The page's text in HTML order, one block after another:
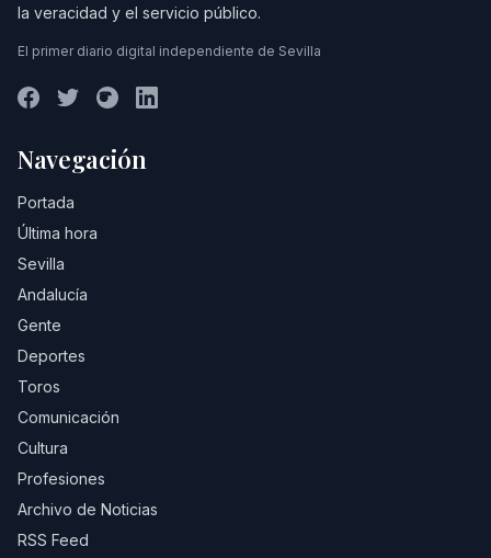
la veracidad y el servicio público.
El primer diario digital independiente de Sevilla
Navegación
Portada
Última hora
Sevilla
Andalucía
Gente
Deportes
Toros
Comunicación
Cultura
Profesiones
Archivo de Noticias
RSS Feed